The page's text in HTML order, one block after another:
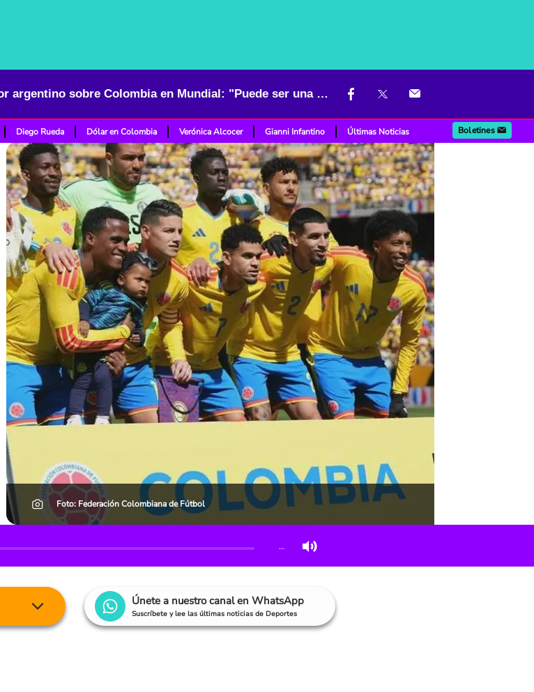
Duro vaticinio de exgoleador argentino sobre Colombia en Mundial: "Puede ser una gran decepción"
Diego Rueda Dólar en Colombia Verónica Alcocer Gianni Infantino Últimas Noticias Boletines
Foto: Federación Colombiana de Fútbol
…
Únete a nuestro canal en WhatsApp
Suscríbete y lee las últimas noticias de Deportes